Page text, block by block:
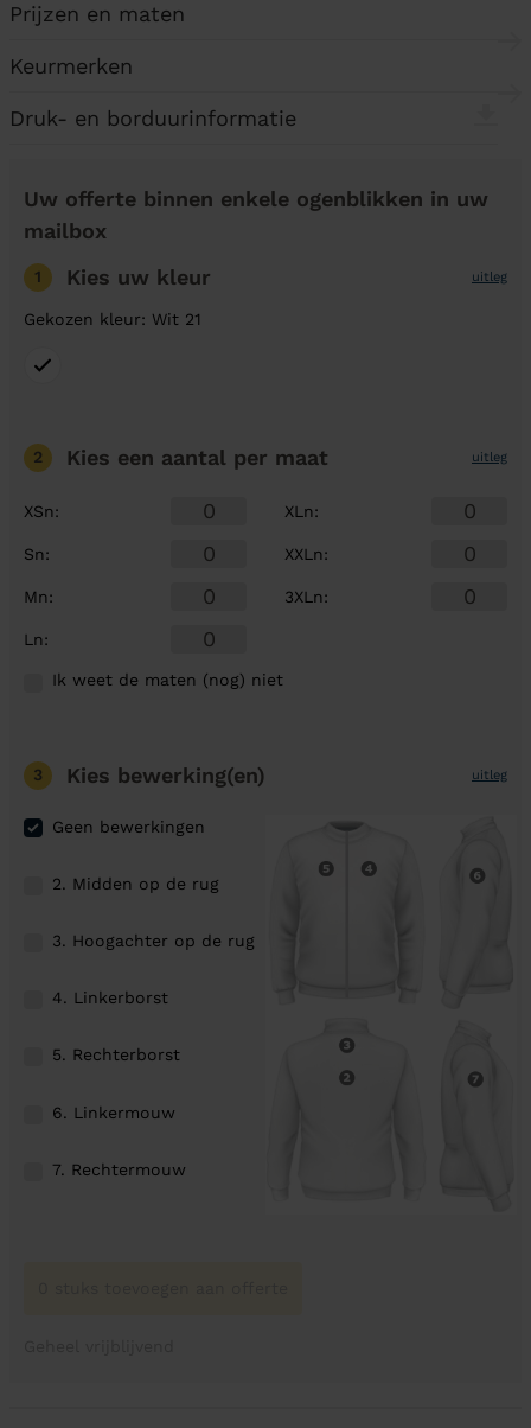
Prijzen en maten
Keurmerken
Druk- en borduurinformatie
Uw offerte binnen enkele ogenblikken in uw
mailbox
1 Kies uw kleur uitleg
Gekozen kleur: Wit 21
2 Kies een aantal per maat uitleg
XSn:
Sn:
Mn:
Ln:
XLn:
XXLn:
3XLn:
Ik weet de maten (nog) niet
3 Kies bewerking(en) uitleg
Geen bewerkingen
2. Midden op de rug
3. Hoogachter op de rug
4. Linkerborst
5. Rechterborst
6. Linkermouw
7. Rechtermouw